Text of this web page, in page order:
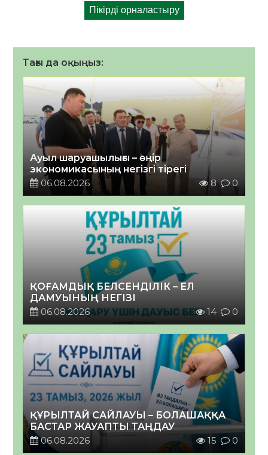
Тағы да оқыңыз:
Ауыл шаруашылығы – өңір
экономикасының негізгі тірегі
06.08.2026
8 0
ҚОҒАМДЫҚ БЕЛСЕНДІЛІК – ЕЛ
ДАМУЫНЫҢ НЕГІЗІ
06.08.2026
14 0
ҚҰРЫЛТАЙ САЙЛАУЫ – БОЛАШАҚҚА
БАСТАР ЖАУАПТЫ ТАҢДАУ
06.08.2026
15 0